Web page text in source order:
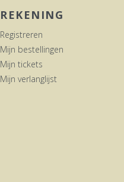
REKENING
Registreren
Mijn bestellingen
Mijn tickets
Mijn verlanglijst